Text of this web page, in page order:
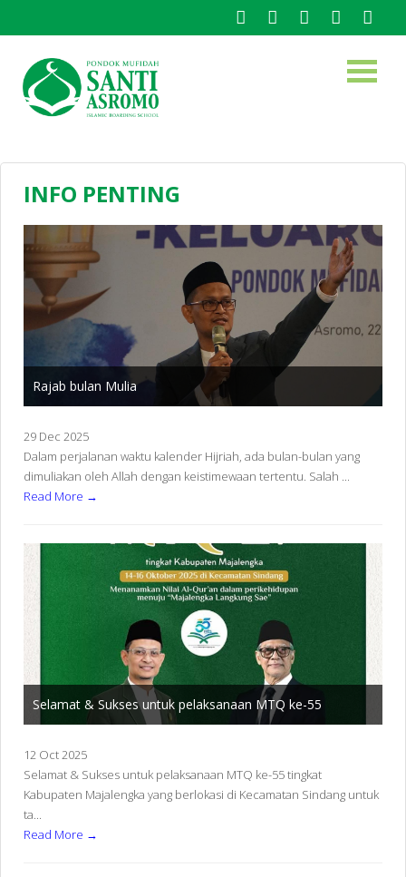
INFO PENTING
Rajab bulan Mulia
29 Dec 2025
Dalam perjalanan waktu kalender Hijriah, ada bulan-bulan yang
dimuliakan oleh Allah dengan keistimewaan tertentu. Salah ...
Read More →
Selamat & Sukses untuk pelaksanaan MTQ ke-55
12 Oct 2025
Selamat & Sukses untuk pelaksanaan MTQ ke-55 tingkat
Kabupaten Majalengka yang berlokasi di Kecamatan Sindang untuk
ta...
Read More →